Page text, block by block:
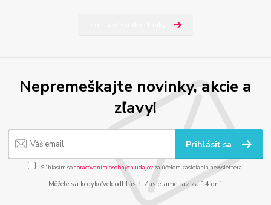
Nepremeškajte novinky, akcie a
zľavy!
Prihlásiť sa
Súhlasím sospracovaním osobných údajov za účelom zasielania newslettera.
Môžete sa kedykoľvek odhlásiť. Zasielame raz za 14 dní.